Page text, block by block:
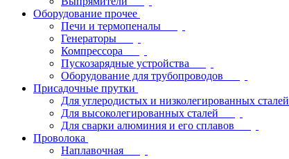
Оборудование прочее
Печи и термопеналы
Генераторы
Компрессора
Пускозарядные устройства
Оборудование для трубопроводов
Присадочные прутки
Для углеродистых и низколегированных сталей
Для высоколегированных сталей
Для сварки алюминия и его сплавов
Проволока
Наплавочная